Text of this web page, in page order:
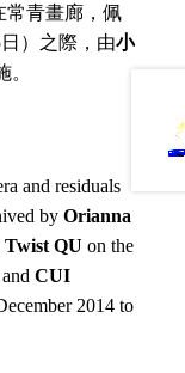
常青畫廊，佩
）之際，由小
and residuals
by Orianna
Twist QU on the
and CUI
2014 to